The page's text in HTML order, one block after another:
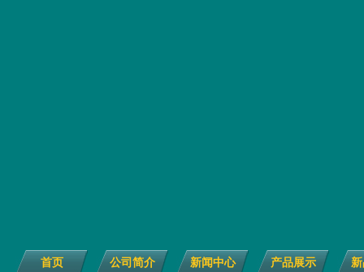
首页 公司简介 新闻中心 产品展示